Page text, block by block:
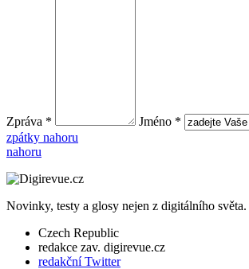
Zpráva * Jméno *
zpátky nahoru
nahoru
Novinky, testy a glosy nejen z digitálního světa.
Czech Republic
redakce zav. digirevue.cz
redakční Twitter